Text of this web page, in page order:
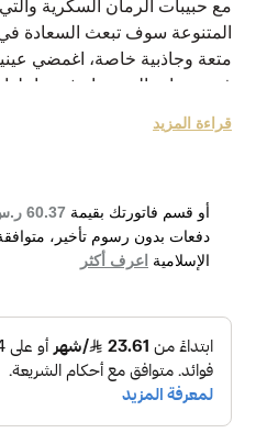
مع حبيبات الرمان السكرية
المتنوعة سوف تبعث
متعة وجاذبية خاصة، اغمضي
في بحيرات العنبر وابحثي
المميزة لتستعيدي ثقتك بنفسك
نبذة عن هذه الماركة:
تقديم الساعات ، المجوهرات و
تأسر الجميع من النفحة الأولى .
قراءة المزيد
أو قسم فاتورتك بقيمة 60.37 ر.س
دفعات بدون رسوم تأخير،
الإسلامية اعرف أكثر